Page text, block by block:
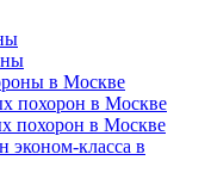
в Москве
похорон в Москве
похорон в Москве
эконом-класса в